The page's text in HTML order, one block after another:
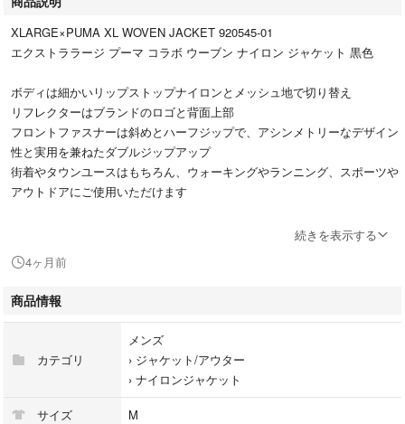
XLARGE×PUMA XL WOVEN JACKET 920545-01
エクストララージ プーマ コラボ ウーブン ナイロン ジャケット 黒色
ボディは細かいリップストップナイロンとメッシュ地で切り替え
リフレクターはブランドのロゴと背面上部
フロントファスナーは斜めとハーフジップで、アシンメトリーなデザイン
性と実用を兼ねたダブルジップアップ
街着やタウンユースはもちろん、ウォーキングやランニング、スポーツや
アウトドアにご使用いただけます
コラボレーション第3弾テーマ「BLACK OUT」ブラックで統一したコレク
メッシュ、ナイロンなどの様々なテキスタイルを切りかえたトーナルカラ
ーに、ブラック&シルバーリフレクターをアクセントに
WOVEN JACKETは、フロントジップを斜めに施すことで、片手での脱着
ttps://wear.jp/item/12615621/
続きを表示する
4ヶ月前
商品情報
カテゴリ
メンズ
› ジャケット/アウター
› ナイロンジャケット
サイズ M